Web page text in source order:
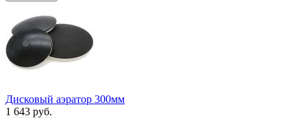
Дисковый аэратор 300мм
1 643 руб.